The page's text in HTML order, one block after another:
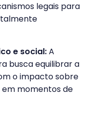
legais para
e social:A
busca equilibrar a
o impacto sobre
momentos de